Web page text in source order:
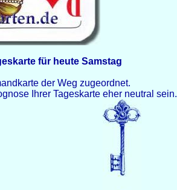
für heute Samstag
der Weg zugeordnet.
Ihrer Tageskarte eher neutral sein.